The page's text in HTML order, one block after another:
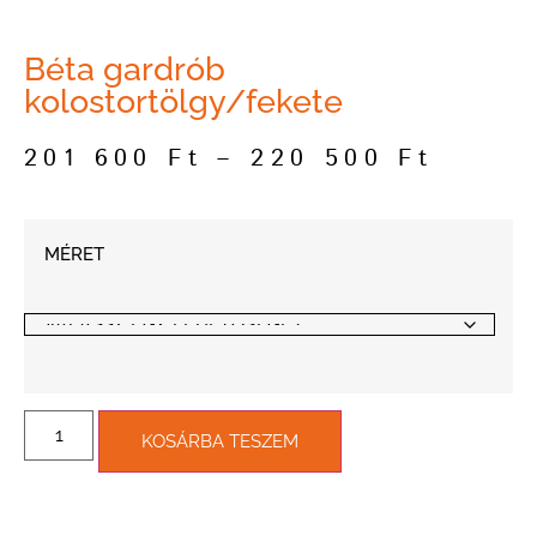
Béta gardrób
kolostortölgy/fekete
201 600 Ft – 220 500 Ft
MÉRET
KOSÁRBA TESZEM